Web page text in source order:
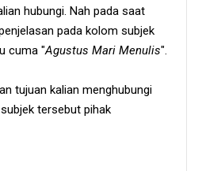
hubungi. Nah pada saat
pada kolom subjek
cuma "Agustus Mari Menulis".
tujuan kalian menghubungi
tersebut pihak